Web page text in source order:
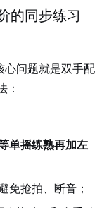
的同步练习
心问题就是双手配
：
单摇练熟再加左
免抢拍、断音；